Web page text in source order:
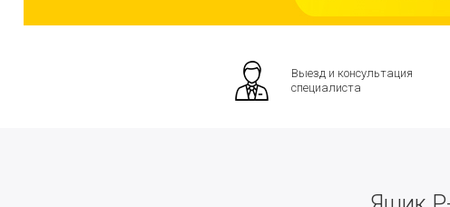
Выезд и консультация
специалиста